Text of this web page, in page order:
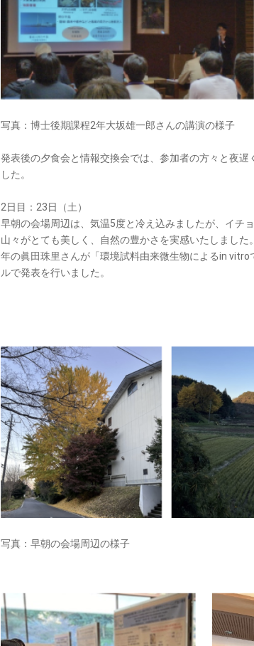
写真：博士後期課程2年大坂雄一郎さんの講演の様子
発表後の夕食会と情報交換会では、参加者の方々と夜
した。
2日目：23日（土）
早朝の会場周辺は、気温5度と冷え込みましたが、イチ
山々がとても美しく、自然の豊かさを実感いたしまし
年の眞田珠里さんが「環境試料由来微生物によるin
ルで発表を行いました。
写真：早朝の会場周辺の様子